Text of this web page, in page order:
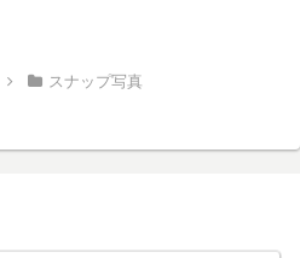
スナップ写真